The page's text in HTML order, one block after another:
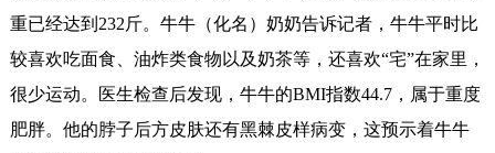
重已经达到232斤。牛牛（化名）奶奶告诉记者，牛牛平时比
较喜欢吃面食、油炸类食物以及奶茶等，还喜欢“宅”在家里，
很少运动。医生检查后发现，牛牛的BMI指数44.7，属于重度
肥胖。他的脖子后方皮肤还有黑棘皮样病变，这预示着牛牛